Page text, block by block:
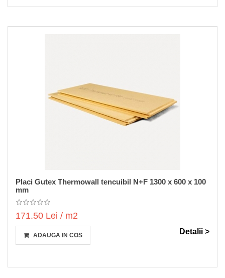
Placi Gutex Thermowall tencuibil N+F 1300 x 600 x 100
mm
171.50 Lei / m2
ADAUGA IN COS Detalii >